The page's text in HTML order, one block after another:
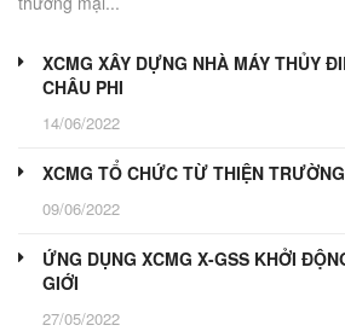
XCMG XÂY DỰNG NHÀ MÁY THỦY
CHÂU PHI
14/06/2022
XCMG TỔ CHỨC TỪ THIỆN
09/06/2022
ỨNG DỤNG XCMG X-GSS KHỞI
GIỚI
27/05/2022